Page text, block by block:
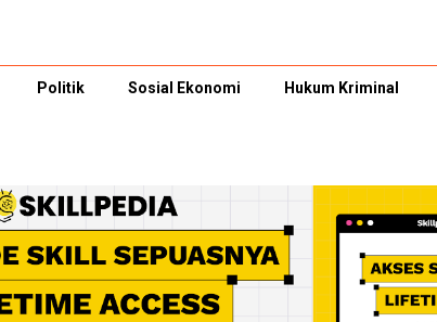
Politik Sosial Ekonomi Hukum Kriminal